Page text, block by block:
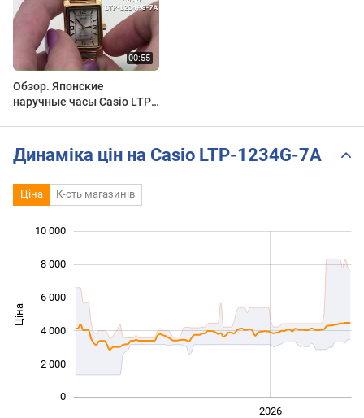
Обзор. Японские
наручные часы Casio LTP-
Динаміка цін на Casio LTP-1234G-7A
Ціна К-сть магазинів
Ціна
0
2 000
4 000
6 000
8 000
10 000
2026